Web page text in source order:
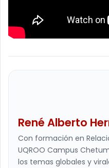
René Alberto
Con formación en
UQROO Campus
los temas globales y